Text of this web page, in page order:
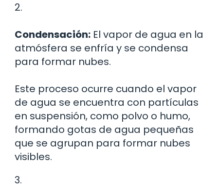
2.
Condensación: El vapor de agua en la
atmósfera se enfría y se condensa
para formar nubes.
Este proceso ocurre cuando el vapor
de agua se encuentra con partículas
en suspensión, como polvo o humo,
formando gotas de agua pequeñas
que se agrupan para formar nubes
visibles.
3.